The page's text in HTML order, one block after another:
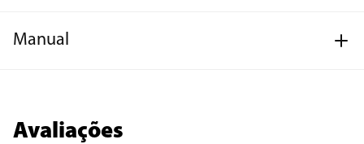
Manual
Avaliações